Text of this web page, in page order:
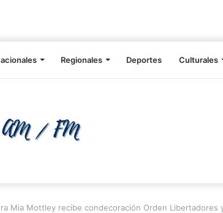
Regionales Deportes Culturales
Mia Mottley recibe condecoración Orden Libertadores